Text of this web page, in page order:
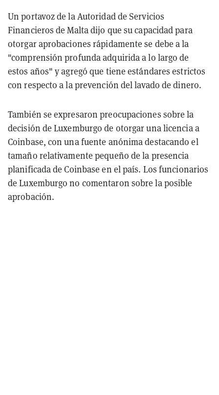
Un portavoz de la Autoridad de Servicios
Financieros de Malta dijo que su capacidad para
otorgar aprobaciones rápidamente se debe a la
"comprensión profunda adquirida a lo largo de
estos años" y agregó que tiene estándares estrictos
con respecto a la prevención del lavado de dinero.
También se expresaron preocupaciones sobre la
decisión de Luxemburgo de otorgar una licencia a
Coinbase, con una fuente anónima destacando el
tamaño relativamente pequeño de la presencia
planificada de Coinbase en el país. Los funcionarios
de Luxemburgo no comentaron sobre la posible
aprobación.